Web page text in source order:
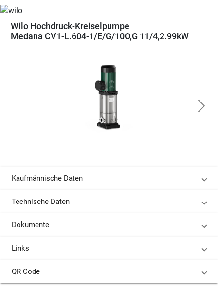
Wilo Hochdruck-Kreiselpumpe
Medana CV1-L.604-1/E/G/10O,G 11/4,2.99kW
Kaufmännische Daten
Technische Daten
Dokumente
Links
QR Code